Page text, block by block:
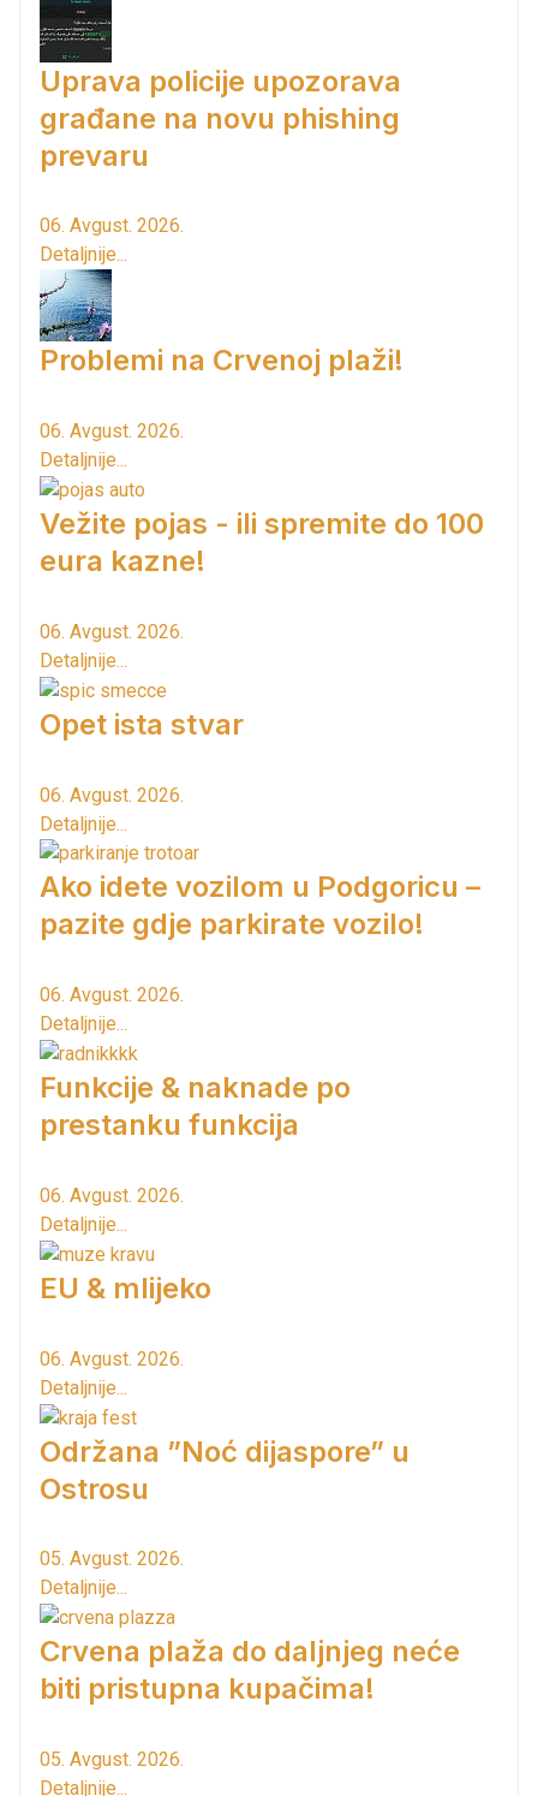
Uprava policije upozorava
građane na novu phishing
prevaru
06. Avgust. 2026.
Detaljnije...
Problemi na Crvenoj plaži!
06. Avgust. 2026.
Detaljnije...
Vežite pojas - ili spremite do 100
eura kazne!
06. Avgust. 2026.
Detaljnije...
Opet ista stvar
06. Avgust. 2026.
Detaljnije...
Ako idete vozilom u Podgoricu –
pazite gdje parkirate vozilo!
06. Avgust. 2026.
Detaljnije...
Funkcije & naknade po
prestanku funkcija
06. Avgust. 2026.
Detaljnije...
EU & mlijeko
06. Avgust. 2026.
Detaljnije...
Održana ”Noć dijaspore” u
Ostrosu
05. Avgust. 2026.
Detaljnije...
Crvena plaža do daljnjeg neće
biti pristupna kupačima!
05. Avgust. 2026.
Detaljnije...